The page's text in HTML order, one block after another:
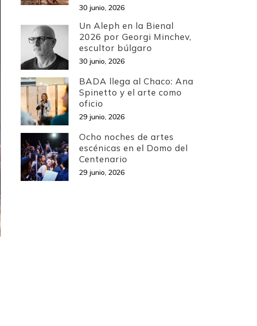
30 junio, 2026
Un Aleph en la Bienal
2026 por Georgi Minchev,
escultor búlgaro
30 junio, 2026
BADA llega al Chaco: Ana
Spinetto y el arte como
oficio
29 junio, 2026
Ocho noches de artes
escénicas en el Domo del
Centenario
29 junio, 2026